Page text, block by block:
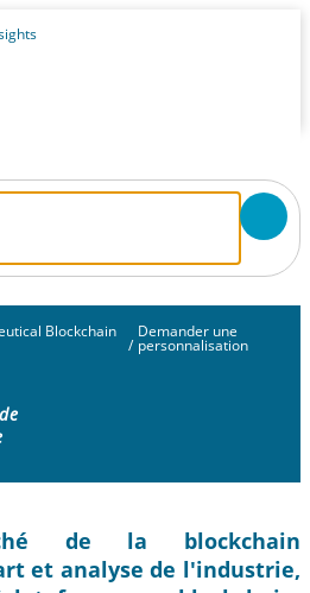
Blockchain
/
Demander une
personnalisation
de la blockchain
et analyse de l'industrie,